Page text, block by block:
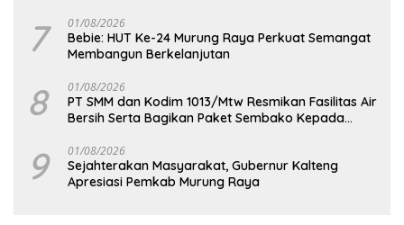
7 01/08/2026
Bebie: HUT Ke-24 Murung Raya Perkuat Semangat
Membangun Berkelanjutan
8 01/08/2026
PT SMM dan Kodim 1013/Mtw Resmikan Fasilitas Air
Bersih Serta Bagikan Paket Sembako Kepada
9 01/08/2026
Sejahterakan Masyarakat, Gubernur Kalteng
Apresiasi Pemkab Murung Raya